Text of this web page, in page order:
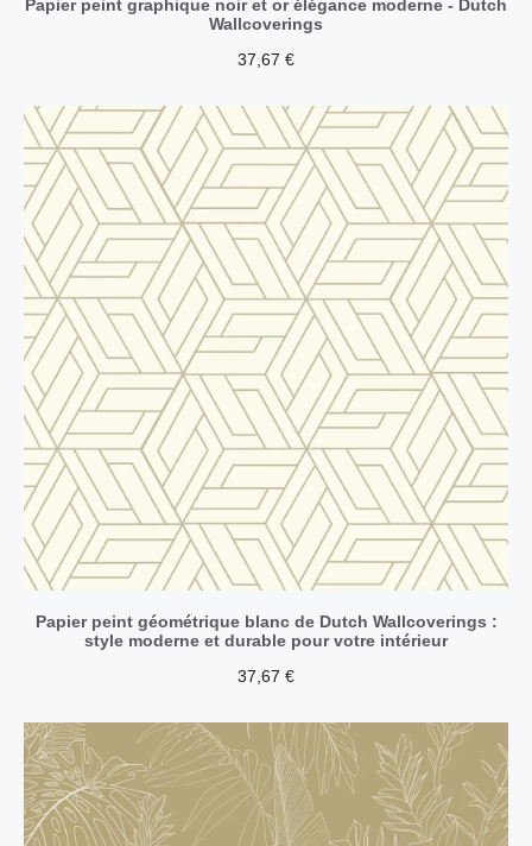
Papier peint graphique noir et or élégance moderne - Dutch
Wallcoverings
37,67 €
Papier peint géométrique blanc de Dutch Wallcoverings :
style moderne et durable pour votre intérieur
37,67 €